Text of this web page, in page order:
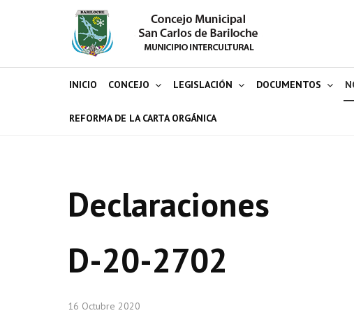
INICIO CONCEJO LEGISLACIÓN DOCUMENTOS
REFORMA DE LA CARTA ORGÁNICA
Declaraciones
D-20-2702
16 Octubre 2020